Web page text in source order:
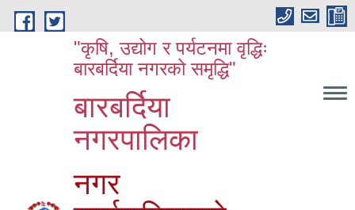
Skip to main content
"कृषि, उद्योग र पर्यटनमा वृद्धिः
बारबर्दिया नगरको समृद्धि"
बारबर्दिया
नगरपालिका
नगर